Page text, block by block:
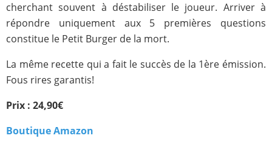
cherchant souvent à déstabiliser le joueur. Arriver à
répondre uniquement aux 5 premières questions
constitue le Petit Burger de la mort.
La même recette qui a fait le succès de la 1ère émission.
Fous rires garantis!
Prix : 24,90€
Boutique Amazon